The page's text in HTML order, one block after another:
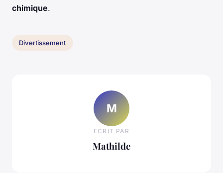
chimique.
Divertissement
M
ECRIT PAR
Mathilde